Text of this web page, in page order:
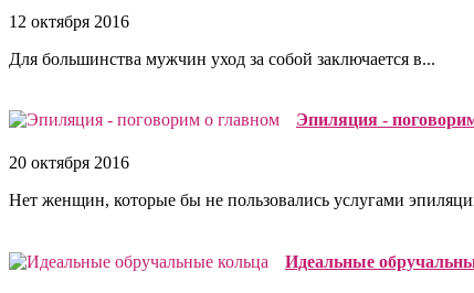
12 октября 2016
Для большинства мужчин уход за собой заключается в...
Эпиляция -
20 октября 2016
Нет женщин, которые бы не пользовались услугами
Идеальные